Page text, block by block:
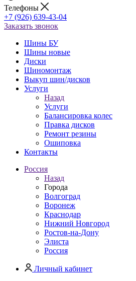
Телефоны
+7 (926) 639-43-04
Заказать звонок
Шины БУ
Шины новые
Диски
Шиномонтаж
Выкуп шин/дисков
Услуги
Назад
Услуги
Балансировка колес
Правка дисков
Ремонт резины
Ошиповка
Контакты
Россия
Назад
Города
Волгоград
Воронеж
Краснодар
Нижний Новгород
Ростов-на-Дону
Элиста
Россия
Личный кабинет